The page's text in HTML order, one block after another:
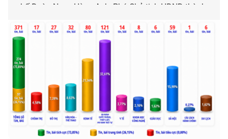
phố Đoàn Ngọc Hùng Anh; Phó Chủ tịch HĐND thành